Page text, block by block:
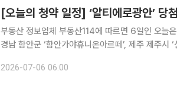
[오늘의 청약 일정] ‘알티에로광안’ 당
부동산 정보업체 부동산114에 따르면 6일인 오늘
경남 함안군 ‘함안가야휴니온아르떼’, 제주 제주시
장성군 ‘호반써밋첨단3지구(A8)’, 충남 천안시 ‘백
2026-07-06 06:00